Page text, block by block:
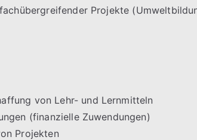
Projekte
von Lehr- und Lernmitteln
(finanzielle Zuwendungen)
Projekten